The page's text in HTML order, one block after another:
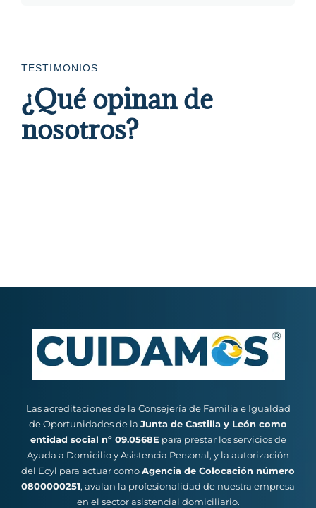
TESTIMONIOS
¿Qué opinan de
nosotros?
Las acreditaciones de la Consejería de Familia e Igualdad
de Oportunidades de la Junta de Castilla y León como
entidad social nº 09.0568E para prestar los servicios de
Ayuda a Domicilio y Asistencia Personal, y la autorización
del Ecyl para actuar comoAgencia de Colocación número
0800000251, avalan la profesionalidad de nuestra empresa
en el sector asistencial domiciliario.